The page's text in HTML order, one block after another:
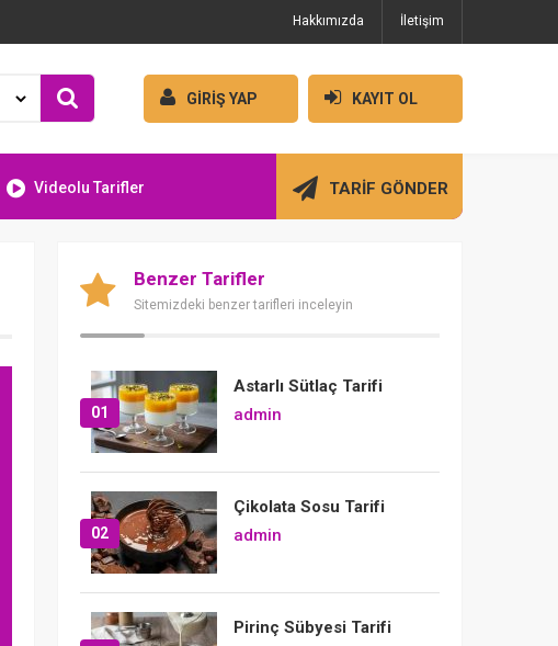
Hakkımızda İletişim
GİRİŞ YAP KAYIT OL
Videolu Tarifler TARİF GÖNDER
Benzer Tarifler
Sitemizdeki benzer tarifleri inceleyin
01
Astarlı Sütlaç Tarifi
admin
02
Çikolata Sosu Tarifi
admin
Pirinç Sübyesi Tarifi